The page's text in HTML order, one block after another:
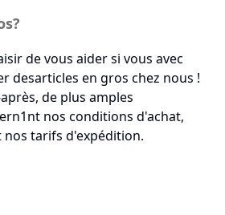
de vous aider si vous avec
desarticles en gros chez nous !
de plus amples
nos conditions d'achat,
nos tarifs d'expédition.